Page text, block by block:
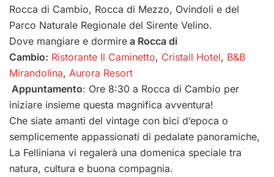
Rocca di Cambio, Rocca di Mezzo, Ovindoli e del
Parco Naturale Regionale del Sirente Velino.
Dove mangiare e dormire a Rocca di
Cambio: Ristorante Il Caminetto, Cristall Hotel, B&B
Mirandolina, Aurora Resort
Appuntamento: Ore 8:30 a Rocca di Cambio per
iniziare insieme questa magnifica avventura!
Che siate amanti del vintage con bici d’epoca o
semplicemente appassionati di pedalate panoramiche,
La Felliniana vi regalerà una domenica speciale tra
natura, cultura e buona compagnia.